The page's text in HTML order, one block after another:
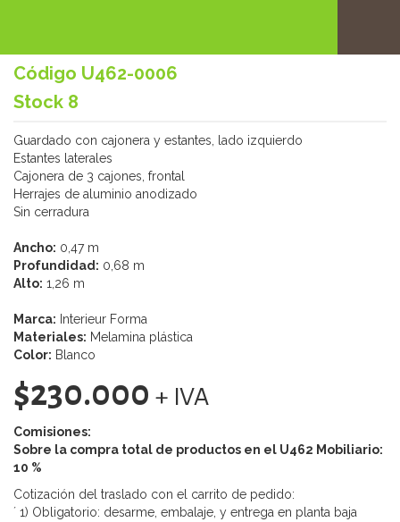
Código U462-0006
Stock 8
Guardado con cajonera y estantes, lado izquierdo
Estantes laterales
Cajonera de 3 cajones, frontal
Herrajes de aluminio anodizado
Sin cerradura
Ancho: 0,47 m
Profundidad: 0,68 m
Alto: 1,26 m
Marca: Interieur Forma
Materiales: Melamina plástica
Color: Blanco
$230.000 + IVA
Comisiones:
Sobre la compra total de productos en el U462 Mobiliario:
10 %
Cotización del traslado con el carrito de pedido:
´ 1) Obligatorio: desarme, embalaje, y entrega en planta baja